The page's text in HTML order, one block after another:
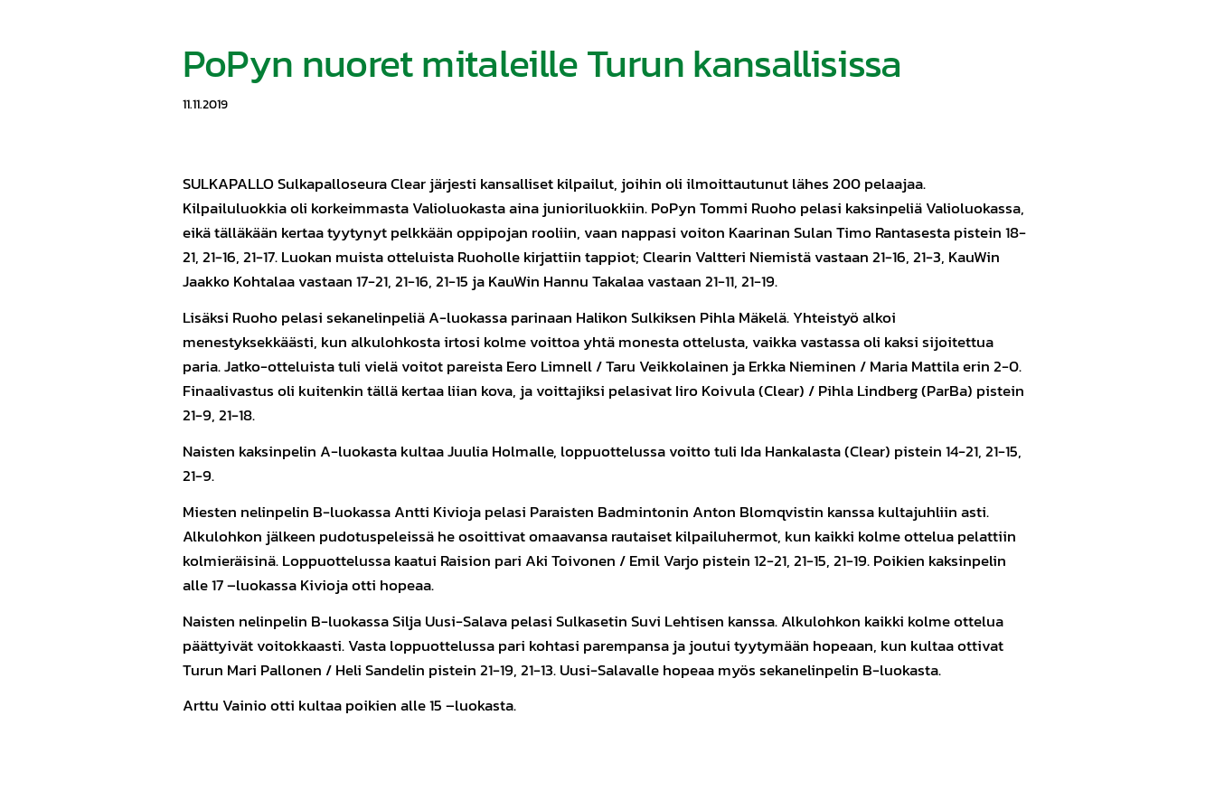
PoPyn nuoret mitaleille Turun kansallisissa
11.11.2019
SULKAPALLO Sulkapalloseura Clear järjesti kansalliset kilpailut, joihin oli ilmoittautunut lähes 200 pelaajaa.
Kilpailuluokkia oli korkeimmasta Valioluokasta aina junioriluokkiin. PoPyn Tommi Ruoho pelasi kaksinpeliä Valioluokassa,
eikä tälläkään kertaa tyytynyt pelkkään oppipojan rooliin, vaan nappasi voiton Kaarinan Sulan Timo Rantasesta pistein 18-
21, 21-16, 21-17. Luokan muista otteluista Ruoholle kirjattiin tappiot; Clearin Valtteri Niemistä vastaan 21-16, 21-3, KauWin
Jaakko Kohtalaa vastaan 17-21, 21-16, 21-15 ja KauWin Hannu Takalaa vastaan 21-11, 21-19.
Lisäksi Ruoho pelasi sekanelinpeliä A-luokassa parinaan Halikon Sulkiksen Pihla Mäkelä. Yhteistyö alkoi
menestyksekkäästi, kun alkulohkosta irtosi kolme voittoa yhtä monesta ottelusta, vaikka vastassa oli kaksi sijoitettua
paria. Jatko-otteluista tuli vielä voitot pareista Eero Limnell / Taru Veikkolainen ja Erkka Nieminen / Maria Mattila erin 2-0.
Finaalivastus oli kuitenkin tällä kertaa liian kova, ja voittajiksi pelasivat Iiro Koivula (Clear) / Pihla Lindberg (ParBa) pistein
21-9, 21-18.
Naisten kaksinpelin A-luokasta kultaa Juulia Holmalle, loppuottelussa voitto tuli Ida Hankalasta (Clear) pistein 14-21, 21-15,
21-9.
Miesten nelinpelin B-luokassa Antti Kivioja pelasi Paraisten Badmintonin Anton Blomqvistin kanssa kultajuhliin asti.
Alkulohkon jälkeen pudotuspeleissä he osoittivat omaavansa rautaiset kilpailuhermot, kun kaikki kolme ottelua pelattiin
kolmieräisinä. Loppuottelussa kaatui Raision pari Aki Toivonen / Emil Varjo pistein 12-21, 21-15, 21-19. Poikien kaksinpelin
alle 17 –luokassa Kivioja otti hopeaa.
Naisten nelinpelin B-luokassa Silja Uusi-Salava pelasi Sulkasetin Suvi Lehtisen kanssa. Alkulohkon kaikki kolme ottelua
päättyivät voitokkaasti. Vasta loppuottelussa pari kohtasi parempansa ja joutui tyytymään hopeaan, kun kultaa ottivat
Turun Mari Pallonen / Heli Sandelin pistein 21-19, 21-13. Uusi-Salavalle hopeaa myös sekanelinpelin B-luokasta.
Arttu Vainio otti kultaa poikien alle 15 –luokasta.